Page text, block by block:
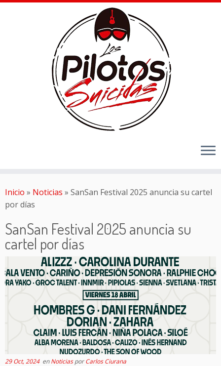
Inicio » Noticias » SanSan Festival 2025 anuncia su cartel
por días
SanSan Festival 2025 anuncia su
cartel por días
29 Oct, 2024enNoticiasporCarlos Ciurana